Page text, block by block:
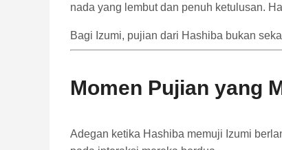
nada yang lembut dan penuh ketulusan.
Bagi Izumi, pujian dari Hashiba bukan
Momen Pujian yang
Adegan ketika Hashiba memuji Izumi